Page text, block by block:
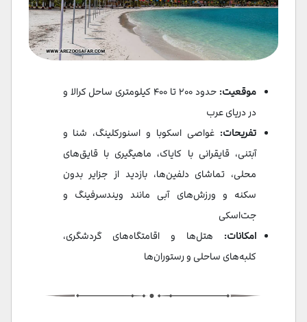
موقعیت:
حدود ۲۰۰ تا ۴۰۰ کیلومتری ساحل کرالا و
در دریای عرب
تفریحات: غواصی اسکوبا و اسنورکلینگ، شنا و
آبتنی، قایقرانی با کایاک، ماهیگیری با قایق‌های
محلی، تماشای دلفین‌ها، بازدید از جزایر بدون
سکنه و ورزش‌های آبی مانند ویندسرفینگ و
جت‌اسکی
امکانات: هتل‌ها و اقامتگاه‌های گردشگری،
کلبه‌های ساحلی و رستوران‌ها